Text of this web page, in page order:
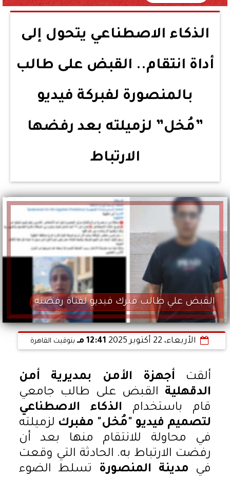
الذكاء الاصطناعي يتحول إلى
أداة انتقام.. القبض على طالب
بالمنصورة لفبركة فيديو
”مُخل” لزميلته بعد رفضها
الارتباط
القبض علي طالب فبرك فيديو لفتاة رفضته
الأربعاء، 22 أكتوبر 2025 12:41 مـ بتوقيت القاهرة
ألقت أجهزة الأمن بمديرية أمن
الدقهلية القبض على طالب جامعي
قام باستخدام الذكاء الاصطناعي
لتصميم فيديو "مُخل" مفبرك لزميلته
في محاولة للانتقام منها بعد أن
رفضت الارتباط به. الحادثة التي وقعت
في مدينة المنصورة تسلط الضوء